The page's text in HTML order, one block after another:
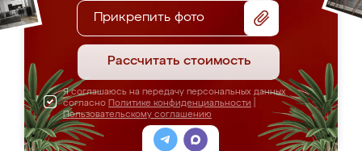
Прикрепить фото
Рассчитать стоимость
Я соглашаюсь на передачу персональных данных
согласно Политике конфиденциальности
Пользовательскому соглашению